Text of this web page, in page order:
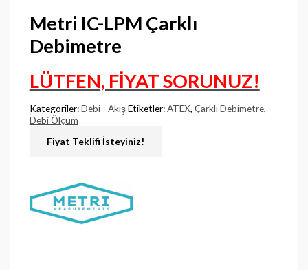
Metri IC-LPM Çarklı
Debimetre
LÜTFEN, FİYAT SORUNUZ!
Kategoriler:Debi - AkışEtiketler:ATEX, Çarklı Debimetre,
Debi Ölçüm